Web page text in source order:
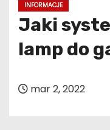
INFORMACJE
Jaki
lamp do
mar 2, 2022